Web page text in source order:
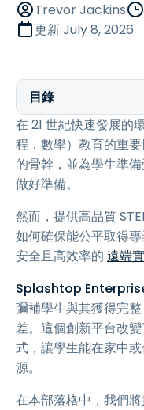
Trevor Jackins
更新July 8, 2026
目錄
在 21 世紀快速發展的
程，數學）教育的重
的骨幹，並為學生準
做好準備。
然而，提供高品質
如何確保能公平取得
安全且高效率的 遠端
Splashtop
彌補學生與其獲得完
差。這個創新平台改
式，讓學生能在家中
源。
在本部落格中，我們